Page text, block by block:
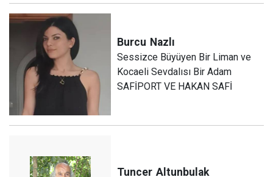
Burcu Nazlı
Sessizce Büyüyen Bir Liman ve
Kocaeli Sevdalısı Bir Adam
SAFİPORT VE HAKAN SAFİ
Tuncer Altunbulak